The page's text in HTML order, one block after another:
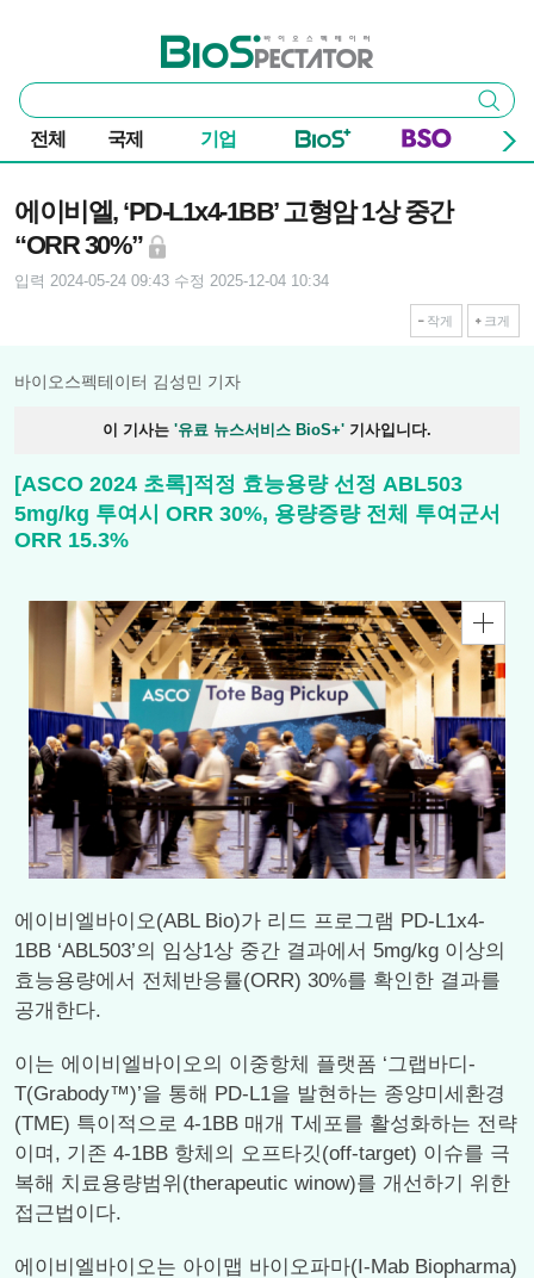
바이오스펙테이터
통
합
검
색
검색
전체 국제 기업
에이비엘, ‘PD-L1x4-1BB’ 고형암 1상 중간
“ORR 30%”
입력 2024-05-24 09:43 수정 2025-12-04 10:34
작게 크게
바이오스펙테이터 김성민 기자
이 기사는 '유료 뉴스서비스 BioS+' 기사입니다.
[ASCO 2024 초록]적정 효능용량 선정 ABL503
5mg/kg 투여시 ORR 30%, 용량증량 전체 투여군서
ORR 15.3%
에이비엘바이오(ABL Bio)가 리드 프로그램 PD-L1x4-
1BB ‘ABL503’의 임상1상 중간 결과에서 5mg/kg 이상의
효능용량에서 전체반응률(ORR) 30%를 확인한 결과를
공개한다.
이는 에이비엘바이오의 이중항체 플랫폼 ‘그랩바디-
T(Grabody™)’을 통해 PD-L1을 발현하는 종양미세환경
(TME) 특이적으로 4-1BB 매개 T세포를 활성화하는 전략
이며, 기존 4-1BB 항체의 오프타깃(off-target) 이슈를 극
복해 치료용량범위(therapeutic winow)를 개선하기 위한
접근법이다.
에이비엘바이오는 아이맵 바이오파마(I-Mab Biopharma)